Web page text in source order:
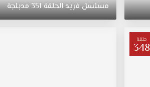
مسلسلفريدالحلقة351مدبلجة
حلقة
348